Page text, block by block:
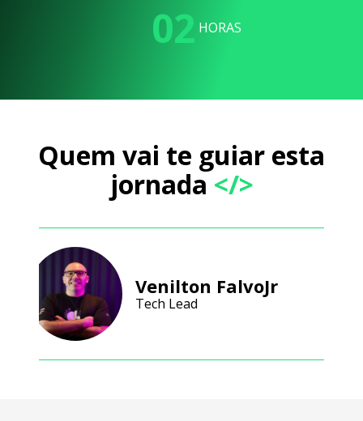
02 HORAS
Quem vai te guiar esta
jornada </>
Venilton FalvoJr
Tech Lead